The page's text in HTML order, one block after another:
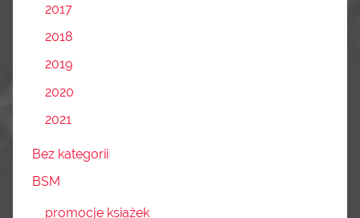
2017
2018
2019
2020
2021
Bez kategorii
BSM
promocje książek